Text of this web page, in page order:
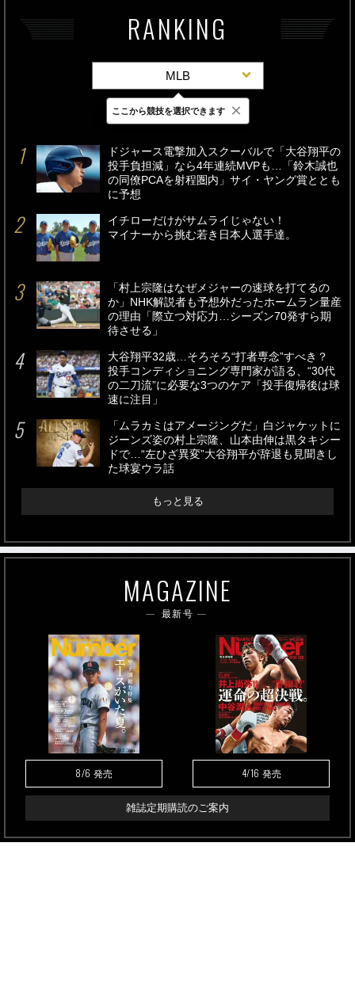
RANKING
MLB
最新 24時間 週間
ドジャース電撃加入スクーバルで「大谷翔平の
投手負担減」なら4年連続MVPも…「鈴木誠也
の同僚PCAを射程圏内」サイ・ヤング賞ととも
に予想
イチローだけがサムライじゃない！
マイナーから挑む若き日本人選手達。
「村上宗隆はなぜメジャーの速球を打てるの
か」NHK解説者も予想外だったホームラン量産
の理由「際立つ対応力…シーズン70発すら期
待させる」
大谷翔平32歳…そろそろ“打者専念”すべき？
投手コンディショニング専門家が語る、“30代
の二刀流”に必要な3つのケア「投手復帰後は球
速に注目」
「ムラカミはアメージングだ」白ジャケットに
ジーンズ姿の村上宗隆、山本由伸は黒タキシー
ドで…“左ひざ異変”大谷翔平が辞退も見聞きし
た球宴ウラ話
もっと見る
MAGAZINE
最新号
8/6 発売 4/16 発売
雑誌定期購読のご案内
ここから競技を選択できます ×